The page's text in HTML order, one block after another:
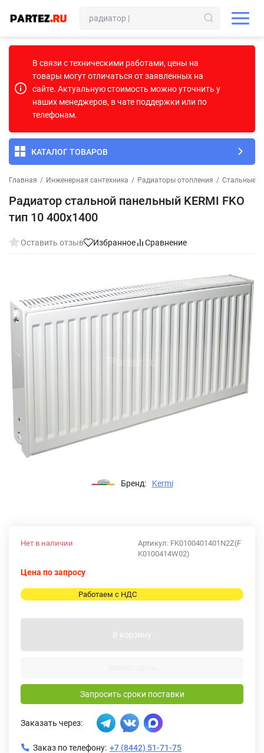
В связи с техническими работами, цены на
товары могут отличаться от заявленных на
сайте. Актуальную стоимость можно уточнить у
наших менеджеров, в чате поддержки или по
телефонам.
КАТАЛОГ ТОВАРОВ
Главная / Инженерная сантехника / Радиаторы отопления / Стальные
Радиатор стальной панельный KERMI FKO
тип 10 400х1400
Оставить отзыв Избранное Сравнение
Бренд: Kermi
Артикул: FK0100401401N2Z(F
K0100414W02)
Нет в наличии
Цена по запросу
Работаем с НДС
В корзину
Запросить сроки поставки
Заказать через:
Заказ по телефону: +7 (8442) 51-71-75